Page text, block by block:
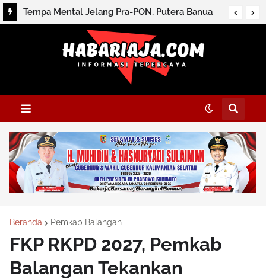
Tempa Mental Jelang Pra-PON, Putera Banua
Ikut Nusantara Futsal League
Beranda Pemkab Balangan
FKP RKPD 2027, Pemkab
Balangan Tekankan